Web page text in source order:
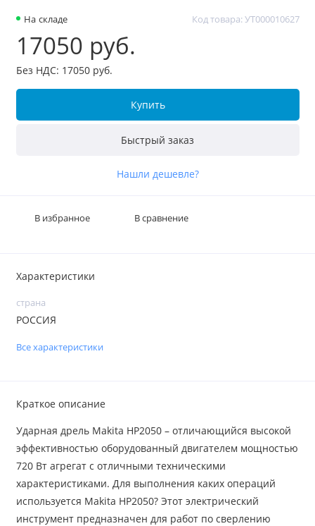
На складе Код товара: УТ000010627
17050 руб.
Без НДС: 17050 руб.
Купить
Быстрый заказ
Нашли дешевле?
В избранное В сравнение
Характеристики
страна
РОССИЯ
Все характеристики
Краткое описание
Ударная дрель Makita HP2050 – отличающийся высокой
эффективностью оборудованный двигателем мощностью
720 Вт агрегат с отличными техническими
характеристиками. Для выполнения каких операций
используется Makita HP2050? Этот электрический
инструмент предназначен для работ по сверлению